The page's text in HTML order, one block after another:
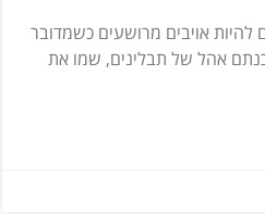
להיות אויבים מרושעים כשמדובר
אהל של תבלינים, שמו את